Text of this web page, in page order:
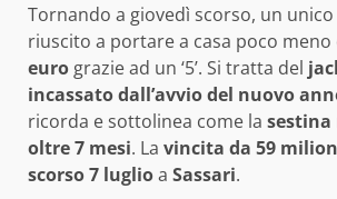
Tornando a giovedì scorso, un
riuscito a portare a casa poco meno
euro grazie ad un ‘5’. Si tratta del
incassato dall’avvio del nuovo
ricorda e sottolinea come la sestina
oltre 7 mesi. La vincita da 59
scorso 7 luglioa Sassari.